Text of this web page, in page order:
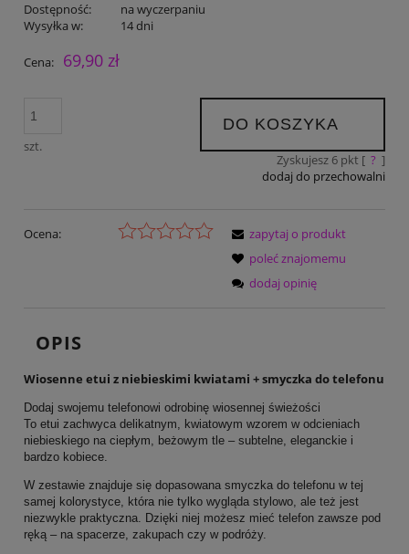
Dostępność:
na wyczerpaniu
Wysyłka w:
14 dni
Cena: 69,90 zł
szt.
DO KOSZYKA
Zyskujesz 6pkt [ ? ]
dodaj do przechowalni
Ocena:
zapytaj o produkt
poleć znajomemu
dodaj opinię
OPIS
Wiosenne etui z niebieskimi kwiatami + smyczka do telefonu
Dodaj swojemu telefonowi odrobinę wiosennej świeżości
To etui zachwyca delikatnym, kwiatowym wzorem w odcieniach
niebieskiego na ciepłym, beżowym tle – subtelne, eleganckie i
bardzo kobiece.
W zestawie znajduje się dopasowana smyczka do telefonu w tej
samej kolorystyce, która nie tylko wygląda stylowo, ale też jest
niezwykle praktyczna. Dzięki niej możesz mieć telefon zawsze pod
ręką – na spacerze, zakupach czy w podróży.